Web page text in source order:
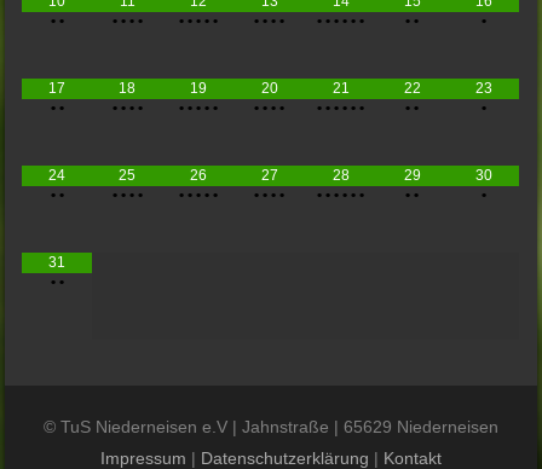
• •
• • • •
• • • • •
••••
••••••
••
•
17
• •
18
• • • •
19
• • • • •
20
••••
21
••••••
22
••
23
•
24
• •
25
• • • •
26
• • • • •
27
••••
28
••••••
29
••
30
•
31
• •
© TuS Niederneisen e.V | Jahnstraße | 65629 Niederneisen
Impressum | Datenschutzerklärung | Kontakt